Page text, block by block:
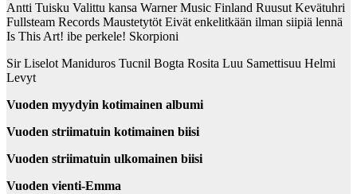
Antti Tuisku Valittu kansa Warner Music Finland Ruusut Kevätuhri
Fullsteam Records Maustetytöt Eivät enkelitkään ilman siipiä lennä
Is This Art! ibe perkele! Skorpioni
Sir Liselot Maniduros Tucnil Bogta Rosita Luu Samettisuu Helmi
Levyt
Vuoden myydyin kotimainen albumi
Vuoden striimatuin kotimainen biisi
Vuoden striimatuin ulkomainen biisi
Vuoden vienti-Emma